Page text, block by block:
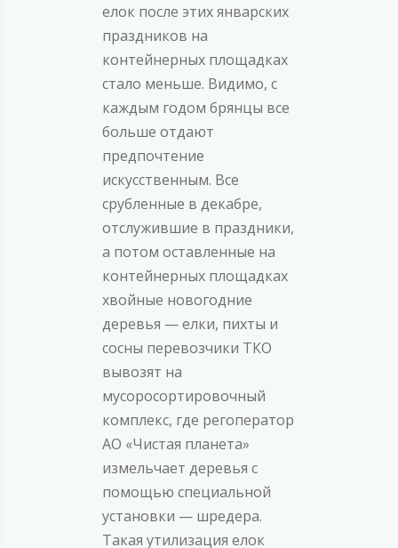
елок после этих январских
праздников на
контейнерных площадках
стало меньше. Видимо, с
каждым годом брянцы все
больше отдают
предпочтение
искусственным. Все
срубленные в декабре,
отслужившие в праздники,
а потом оставленные на
контейнерных площадках
хвойные новогодние
деревья — елки, пихты и
сосны перевозчики ТКО
вывозят на
мусоросортировочный
комплекс, где регоператор
АО «Чистая планета»
измельчает деревья с
помощью специальной
установки — шредера.
Такая утилизация елок